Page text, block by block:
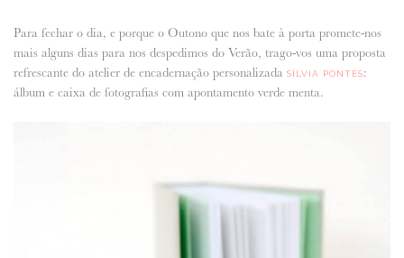
CASAVA-ME AQUI!
FORNECEDORES RECOMENDADOS
Para fechar o dia, e porque o Outono que nos bate à porta promete-nos
mais alguns dias para nos despedimos do Verão, trago-vos uma proposta
refrescante do atelier de encadernação personalizada SÍLVIA PONTES:
álbum e caixa de fotografias com apontamento verde menta.